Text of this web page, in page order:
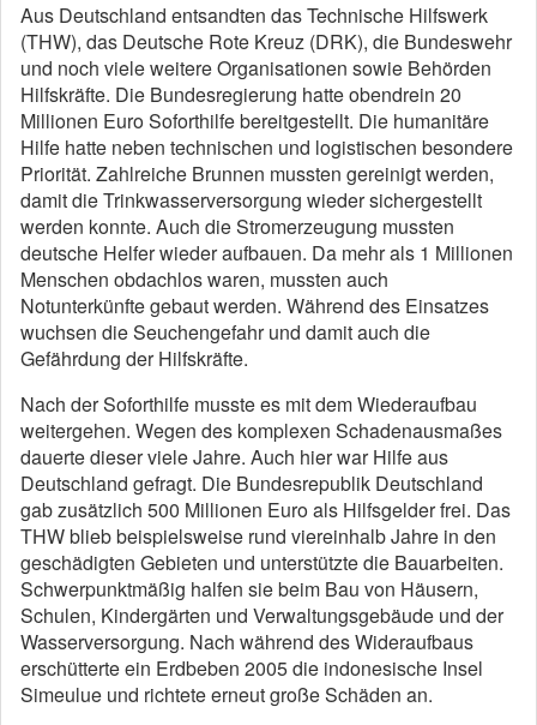
Aus Deutschland entsandten das Technische Hilfswerk
(THW), das Deutsche Rote Kreuz (DRK), die Bundeswehr
und noch viele weitere Organisationen sowie Behörden
Hilfskräfte. Die Bundesregierung hatte obendrein 20
Millionen Euro Soforthilfe bereitgestellt. Die humanitäre
Hilfe hatte neben technischen und logistischen besondere
Priorität. Zahlreiche Brunnen mussten gereinigt werden,
damit die Trinkwasserversorgung wieder sichergestellt
werden konnte. Auch die Stromerzeugung mussten
deutsche Helfer wieder aufbauen. Da mehr als 1 Millionen
Menschen obdachlos waren, mussten auch
Notunterkünfte gebaut werden. Während des Einsatzes
wuchsen die Seuchengefahr und damit auch die
Gefährdung der Hilfskräfte.
Nach der Soforthilfe musste es mit dem Wiederaufbau
weitergehen. Wegen des komplexen Schadenausmaßes
dauerte dieser viele Jahre. Auch hier war Hilfe aus
Deutschland gefragt. Die Bundesrepublik Deutschland
gab zusätzlich 500 Millionen Euro als Hilfsgelder frei. Das
THW blieb beispielsweise rund viereinhalb Jahre in den
geschädigten Gebieten und unterstützte die Bauarbeiten.
Schwerpunktmäßig halfen sie beim Bau von Häusern,
Schulen, Kindergärten und Verwaltungsgebäude und der
Wasserversorgung. Nach während des Wideraufbaus
erschütterte ein Erdbeben 2005 die indonesische Insel
Simeulue und richtete erneut große Schäden an.